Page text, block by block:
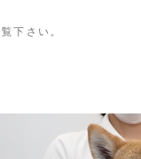
下さい。